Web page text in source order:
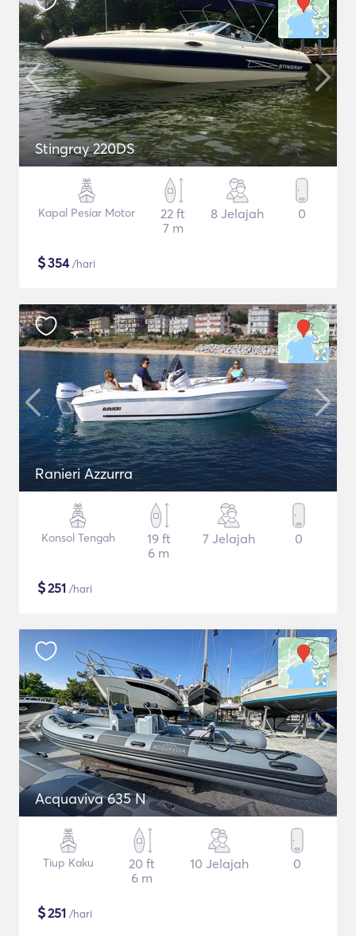
Stingray 220DS
Kapal Pesiar Motor
22 ft
7 m
8 Jelajah 0
$354/hari
Ranieri Azzurra
Konsol Tengah
19 ft
6 m
7 Jelajah 0
$251 /hari
Acquaviva 635 N
Tiup Kaku
20 ft
6 m
10 Jelajah 0
$251 /hari